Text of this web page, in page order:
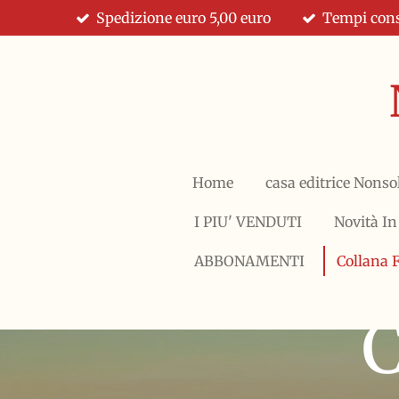
al
Spedizione euro 5,00 euro Tempi
Home casa editrice
I PIU' VENDUTI Novità
ABBONAMENTI Collana